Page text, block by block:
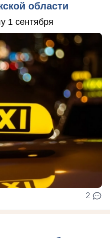
области
1 сентября
2